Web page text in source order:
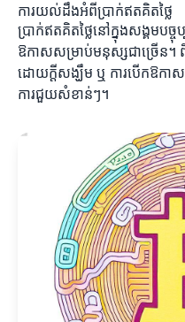
ការយល់ដឹងអំពីប្រាក់ឥតគិតថ្លៃ
ប្រាក់ឥតគិតថ្លៃនៅក្នុងសង្គមបច្ចុ
ឱកាសសម្រាប់មនុស្សជាច្រើន។ ពី
ដោយក្តីសង្ឃឹម ឬ ការបើកឱកាស
ការជួយសំខាន់ៗ។